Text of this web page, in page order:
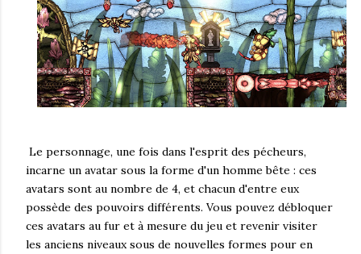
Le personnage, une fois dans l'esprit des pécheurs,
incarne un avatar sous la forme d'un homme bête : ces
avatars sont au nombre de 4, et chacun d'entre eux
possède des pouvoirs différents. Vous pouvez débloquer
ces avatars au fur et à mesure du jeu et revenir visiter
les anciens niveaux sous de nouvelles formes pour en